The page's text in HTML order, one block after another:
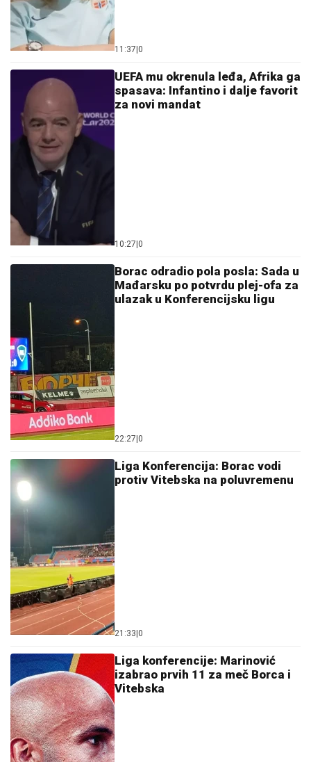
11:37 0
UEFA mu okrenula leđa, Afrika ga
spasava: Infantino i dalje favorit
za novi mandat
10:27 0
Borac odradio pola posla: Sada u
Mađarsku po potvrdu plej-ofa za
ulazak u Konferencijsku ligu
22:27 0
Liga Konferencija: Borac vodi
protiv Vitebska na poluvremenu
21:33 0
Liga konferencije: Marinović
izabrao prvih 11 za meč Borca i
Vitebska